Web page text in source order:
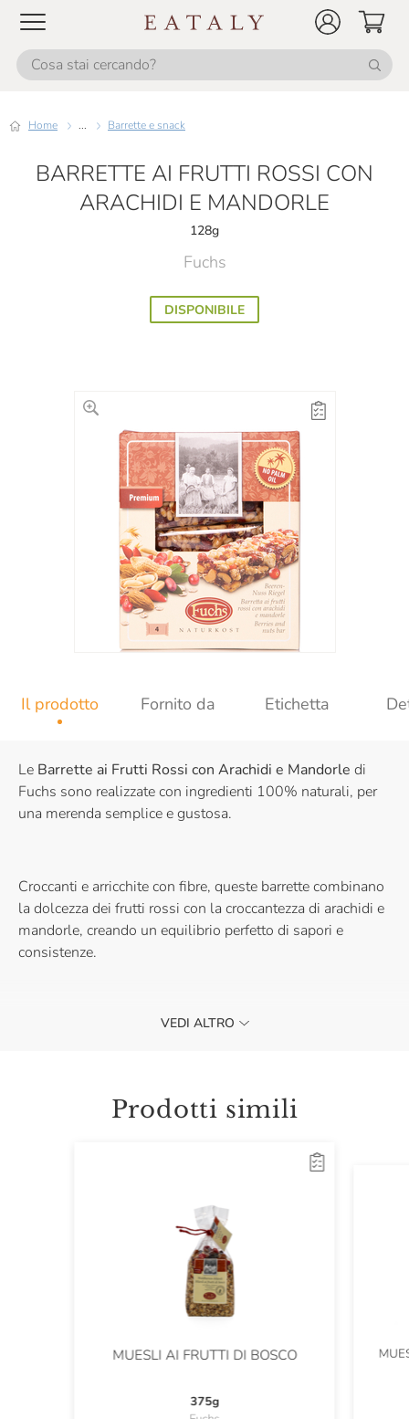
Home ... Barrette e snack
BARRETTE AI FRUTTI ROSSI CON
ARACHIDI E MANDORLE
128g
Fuchs
DISPONIBILE
Il prodotto Fornito da Etichetta
Le Barrette ai Frutti Rossi con Arachidi e Mandorle di
Fuchs sono realizzate con ingredienti 100% naturali, per
una merenda semplice e gustosa.
Croccanti e arricchite con fibre, queste barrette combinano
la dolcezza dei frutti rossi con la croccantezza di arachidi e
mandorle, creando un equilibrio perfetto di sapori e
consistenze.
Le Barrette ai Frutti Rossi con Arachidi e Mandorle di
VEDI ALTRO
Prodotti simili
MUESLI AI FRUTTI DI BOSCO
375g